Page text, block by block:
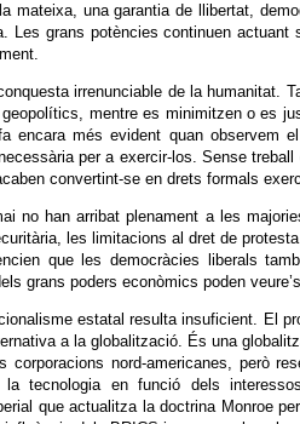
mateixa, una garantia de llibertat,
Les grans potències continuen
irrenunciable de la humanitat.
mentre es minimitzen o es
encara més evident quan observem
per a exercir-los. Sense
convertint-se en drets formals
no han arribat plenament a les
les limitacions al dret de
que les democràcies liberals
grans poders econòmics poden
estatal resulta insuficient. El
a la globalització. És una
nord-americanes, però
tecnologia en funció dels
que actualitza la doctrina Monroe